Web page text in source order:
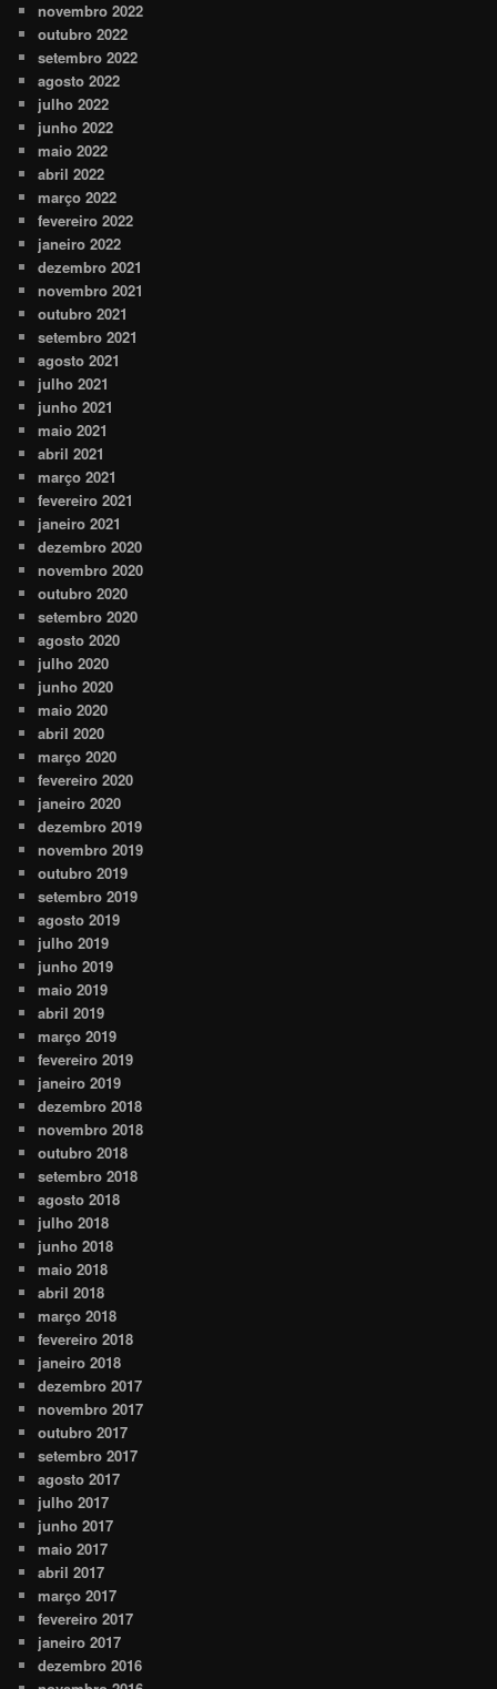
novembro 2022
outubro 2022
setembro 2022
agosto 2022
julho 2022
junho 2022
maio 2022
abril 2022
março 2022
fevereiro 2022
janeiro 2022
dezembro 2021
novembro 2021
outubro 2021
setembro 2021
agosto 2021
julho 2021
junho 2021
maio 2021
abril 2021
março 2021
fevereiro 2021
janeiro 2021
dezembro 2020
novembro 2020
outubro 2020
setembro 2020
agosto 2020
julho 2020
junho 2020
maio 2020
abril 2020
março 2020
fevereiro 2020
janeiro 2020
dezembro 2019
novembro 2019
outubro 2019
setembro 2019
agosto 2019
julho 2019
junho 2019
maio 2019
abril 2019
março 2019
fevereiro 2019
janeiro 2019
dezembro 2018
novembro 2018
outubro 2018
setembro 2018
agosto 2018
julho 2018
junho 2018
maio 2018
abril 2018
março 2018
fevereiro 2018
janeiro 2018
dezembro 2017
novembro 2017
outubro 2017
setembro 2017
agosto 2017
julho 2017
junho 2017
maio 2017
abril 2017
março 2017
fevereiro 2017
janeiro 2017
dezembro 2016